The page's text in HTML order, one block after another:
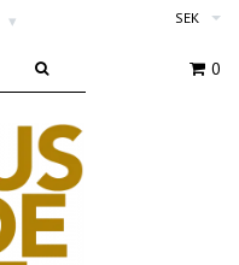
▾ SEK
0